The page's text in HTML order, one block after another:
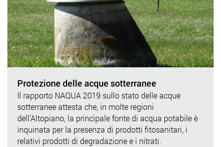
Protezione delle acque sotterranee
Il rapporto NAQUA 2019 sullo stato delle acque
sotterranee attesta che, in molte regioni
dell’Altopiano, la principale fonte di acqua potabile è
inquinata per la presenza di prodotti fitosanitari, i
relativi prodotti di degradazione e i nitrati.